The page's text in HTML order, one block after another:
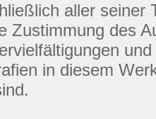
aller seiner
Zustimmung des
in diesem